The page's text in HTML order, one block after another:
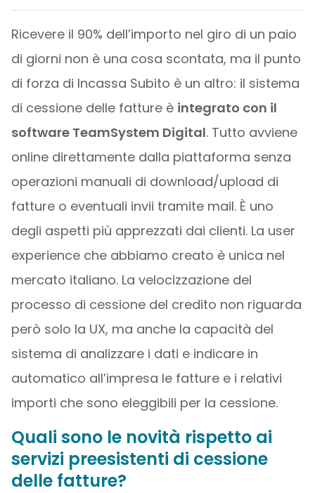
Ricevere il 90% dell’importo nel giro di un paio
di giorni non è una cosa scontata, ma il punto
di forza di Incassa Subito è un altro: il sistema
di cessione delle fatture è integrato con il
software TeamSystem Digital. Tutto avviene
online direttamente dalla piattaforma senza
operazioni manuali di download/upload di
fatture o eventuali invii tramite mail. È uno
degli aspetti più apprezzati dai clienti. La user
experience che abbiamo creato è unica nel
mercato italiano. La velocizzazione del
processo di cessione del credito non riguarda
però solo la UX, ma anche la capacità del
sistema di analizzare i dati e indicare in
automatico all’impresa le fatture e i relativi
importi che sono eleggibili per la cessione.
Quali sono le novità rispetto ai
servizi preesistenti di cessione
delle fatture?